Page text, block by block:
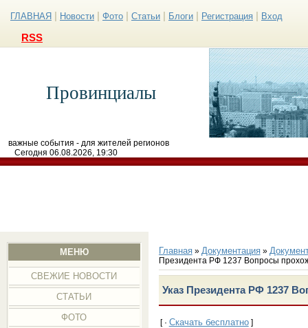
ГЛАВНАЯ Новости Фото Статьи Блоги Регистрация Вход
RSS
Провинциалы
важные события - для жителей регионов
Сегодня 06.08.2026, 19:30
МЕНЮ
СВЕЖИЕ НОВОСТИ
СТАТЬИ
ФОТО
Главная» Документация»
Президента РФ 1237 Вопросы
Указ Президента РФ 1237
[ · Скачать бесплатно]